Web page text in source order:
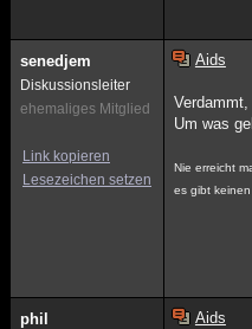
senedjem
Diskussionsleiter
ehemaliges Mitglied
Link kopieren
Lesezeichen setzen
Aids
Um was
Nie erreicht
es gibt
phil Aids